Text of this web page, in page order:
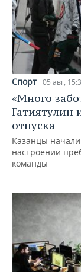
Спорт 05 авг,
«Много
Гатиятулин
отпуска
Казанцы
настроении
команды